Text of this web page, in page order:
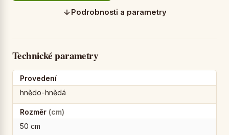
Podrobnosti a parametry
Technické parametry
Provedení
hnědo-hnědá
Rozměr (cm)
50 cm